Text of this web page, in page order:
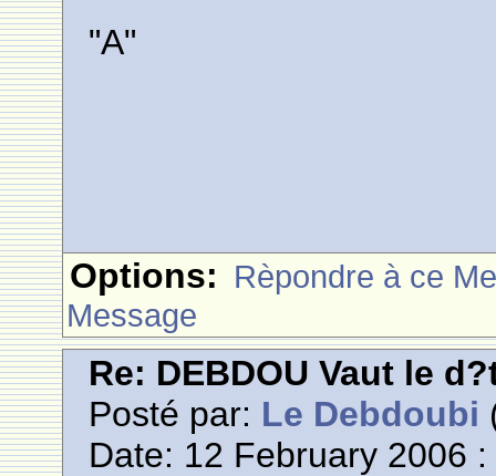
"A"
Options: Rèpondre à ce
Message
Re: DEBDOU Vaut le
Posté par: Le Debdoubi
Date: 12 February 2006